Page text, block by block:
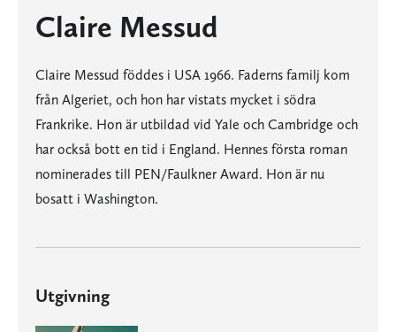
Claire Messud
Claire Messud föddes i USA 1966. Faderns familj kom
från Algeriet, och hon har vistats mycket i södra
Frankrike. Hon är utbildad vid Yale och Cambridge och
har också bott en tid i England. Hennes första roman
nominerades till PEN/Faulkner Award. Hon är nu
bosatt i Washington.
Utgivning